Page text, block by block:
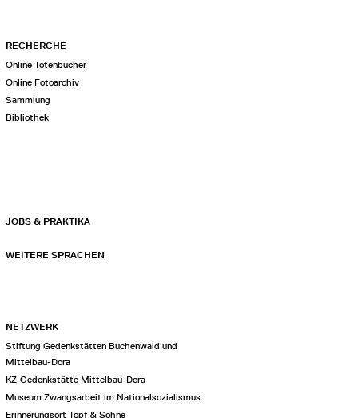
RECHERCHE
Online Totenbücher
Online Fotoarchiv
Sammlung
Bibliothek
JOBS & PRAKTIKA
WEITERE SPRACHEN
NETZWERK
Stiftung Gedenkstätten Buchenwald und
Mittelbau-Dora
KZ-Gedenkstätte Mittelbau-Dora
Museum Zwangsarbeit im Nationalsozialismus
Erinnerungsort Topf & Söhne